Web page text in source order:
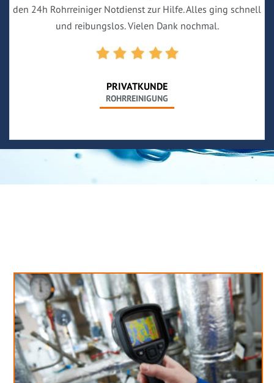
den 24h Rohrreiniger Notdienst zur Hilfe. Alles ging schnell
und reibungslos. Vielen Dank nochmal.
PRIVATKUNDE
ROHRREINIGUNG